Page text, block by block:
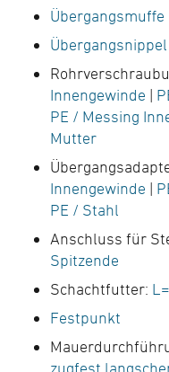
Übergangsmuffe
Übergangsnippel
Innengewinde |
PE / Messing
Mutter
Innengewinde |
PE / Stahl
Anschluss für
Spitzende
Schachtfutter:
Festpunkt